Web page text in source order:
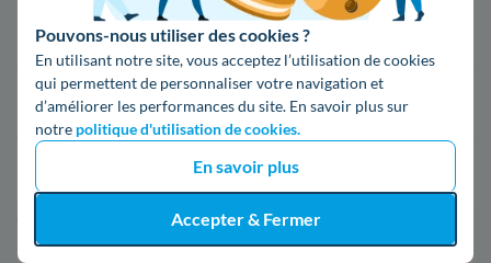
Pouvons-nous utiliser des cookies ?
En utilisant notre site, vous acceptez l’utilisation de cookies
qui permettent de personnaliser votre navigation et
d’améliorer les performances du site. En savoir plus sur
notre politique d'utilisation de cookies.
En savoir plus
Accepter & Fermer
16,400000000000002 c€/kWh
*Prix TTC pour un forfait base d’une puissance de 6 kVA